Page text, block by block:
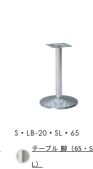
S・LB-20・SL・65
テーブル 脚（65・S
L）